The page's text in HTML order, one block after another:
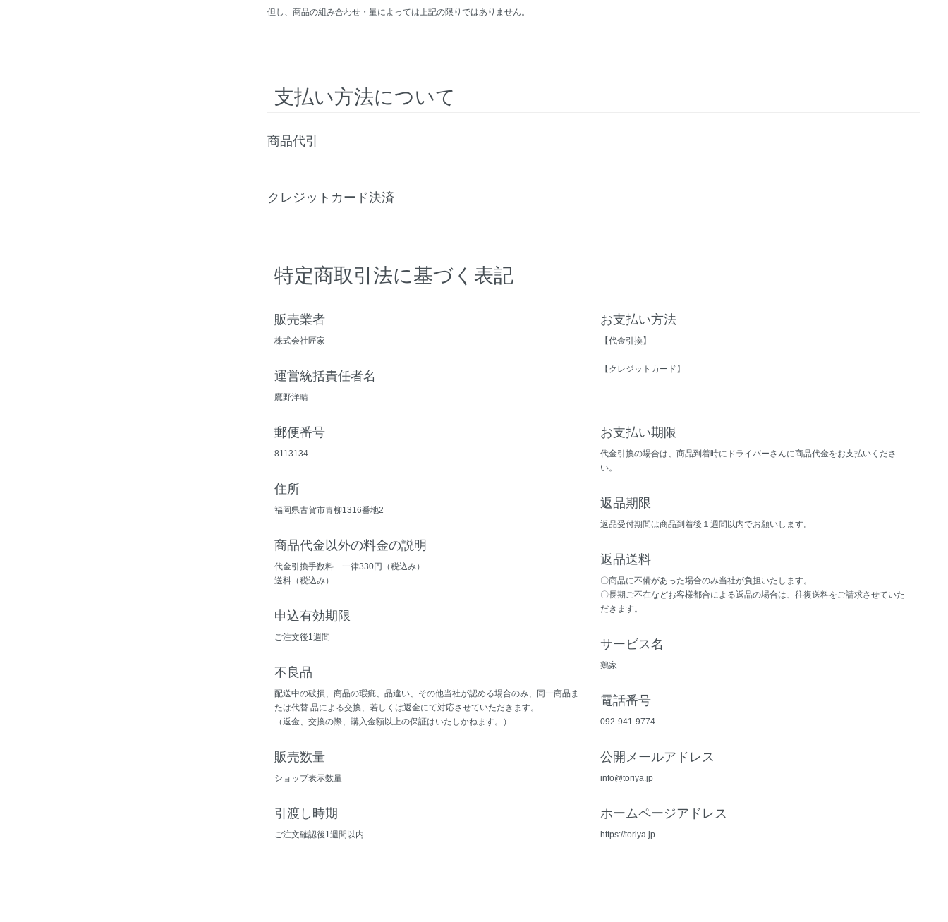
但し、商品の組み合わせ・量によっては上記の限りではありません。
支払い方法について
商品代引
クレジットカード決済
特定商取引法に基づく表記
販売業者
株式会社匠家
運営統括責任者名
鷹野洋晴
郵便番号
8113134
住所
福岡県古賀市青柳1316番地2
商品代金以外の料金の説明
代金引換手数料 一律330円（税込み）
送料（税込み）
申込有効期限
ご注文後1週間
不良品
配送中の破損、商品の瑕疵、品違い、その他当社が認める場合のみ、同一商品ま
たは代替 品による交換、若しくは返金にて対応させていただきます。
（返金、交換の際、購入金額以上の保証はいたしかねます。）
販売数量
ショップ表示数量
引渡し時期
ご注文確認後1週間以内
お支払い方法
【代金引換】
【クレジットカード】
お支払い期限
代金引換の場合は、商品到着時にドライバーさんに商品代金をお支払いくださ
い。
返品期限
返品受付期間は商品到着後１週間以内でお願いします。
返品送料
〇商品に不備があった場合のみ当社が負担いたします。
〇長期ご不在などお客様都合による返品の場合は、往復送料をご請求させていた
だきます。
サービス名
鶏家
電話番号
092-941-9774
公開メールアドレス
info@toriya.jp
ホームページアドレス
https://toriya.jp